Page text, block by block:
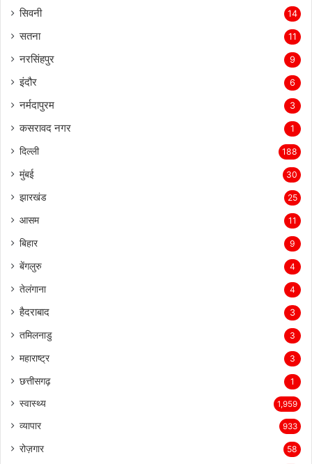
सिवनी 14
सतना 11
नरसिंहपुर 9
इंदौर 6
नर्मदापुरम 3
कसरावद नगर 1
दिल्ली 188
मुंबई 30
झारखंड 25
आसम 11
बिहार 9
बेंगलुरु 4
तेलंगाना 4
हैदराबाद 3
तमिलनाडु 3
महाराष्ट्र 3
छत्तीसगढ़ 1
स्वास्थ्य 1,959
व्यापार 933
रोज़गार 58